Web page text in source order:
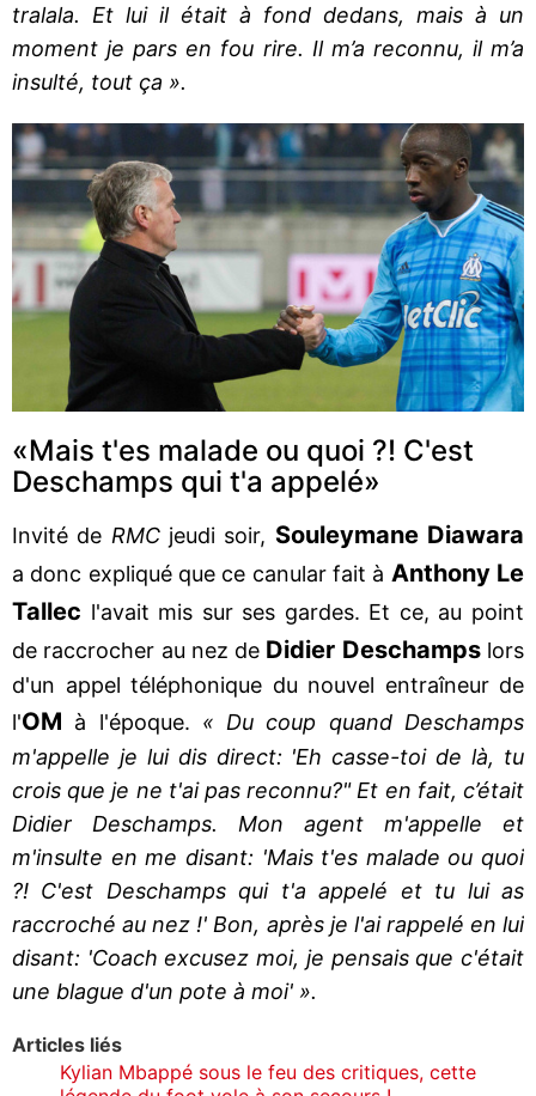
tralala. Et lui il était à fond dedans, mais à un
moment je pars en fou rire. Il m’a reconnu, il m’a
insulté, tout ça ».
«Mais t'es malade ou quoi ?! C'est
Deschamps qui t'a appelé»
Invité de RMC jeudi soir, Souleymane Diawara
a donc expliqué que ce canular fait à Anthony Le
Tallec l'avait mis sur ses gardes. Et ce, au point
de raccrocher au nez de Didier Deschamps lors
d'un appel téléphonique du nouvel entraîneur de
l'OM à l'époque. « Du coup quand Deschamps
m'appelle je lui dis direct: 'Eh casse-toi de là, tu
crois que je ne t'ai pas reconnu?" Et en fait, c’était
Didier Deschamps. Mon agent m'appelle et
m'insulte en me disant: 'Mais t'es malade ou quoi
?! C'est Deschamps qui t'a appelé et tu lui as
raccroché au nez !' Bon, après je l'ai rappelé en lui
disant: 'Coach excusez moi, je pensais que c'était
une blague d'un pote à moi' ».
Articles liés
Kylian Mbappé sous le feu des critiques, cette